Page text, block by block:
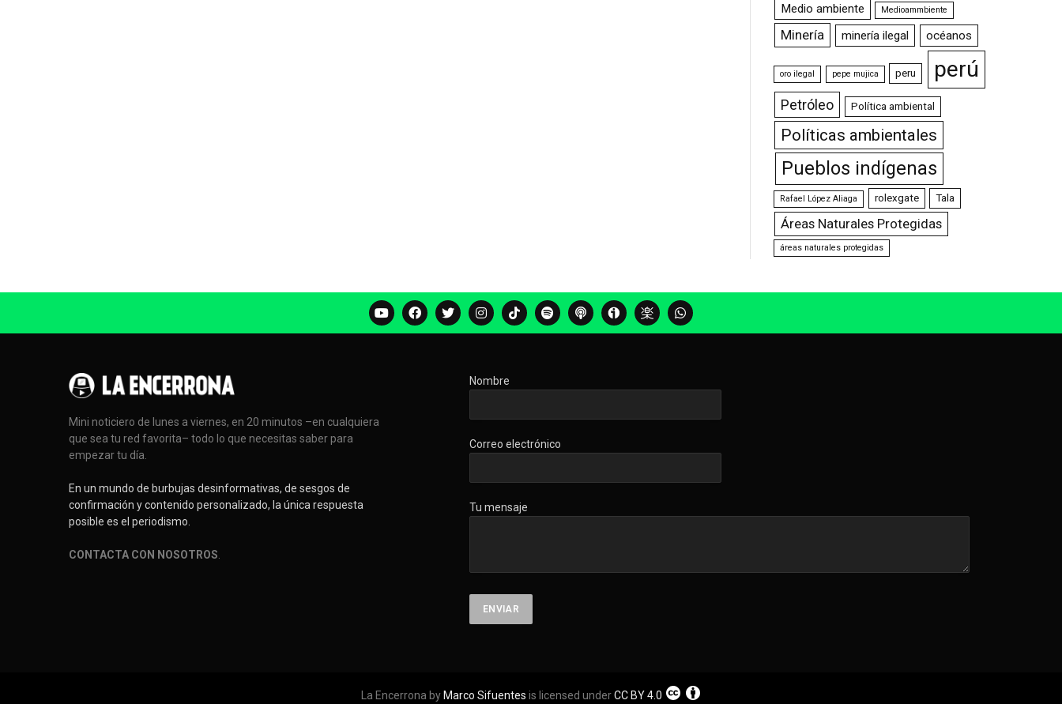
Medio ambiente Medioammbiente
Minería minería ilegal océanos
oro ilegal pepe mujica peru perú
Petróleo Política ambiental
Políticas ambientales
Pueblos indígenas
Rafael López Aliaga rolexgate Tala
Áreas Naturales Protegidas
áreas naturales protegidas
Mini noticiero de lunes a viernes, en 20 minutos –en cualquiera
que sea tu red favorita– todo lo que necesitas saber para
empezar tu día.
En un mundo de burbujas desinformativas, de sesgos de
confirmación y contenido personalizado, la única respuesta
posible es el periodismo.
CONTACTA CON NOSOTROS
Nombre
Correo electrónico
Tu mensaje
La Encerrona by Marco Sifuentes is licensed underCC BY 4.0